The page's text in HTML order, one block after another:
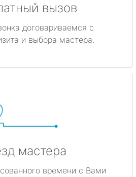
вызов
договариваемся с
и выбора мастера.
мастера
времени с Вами